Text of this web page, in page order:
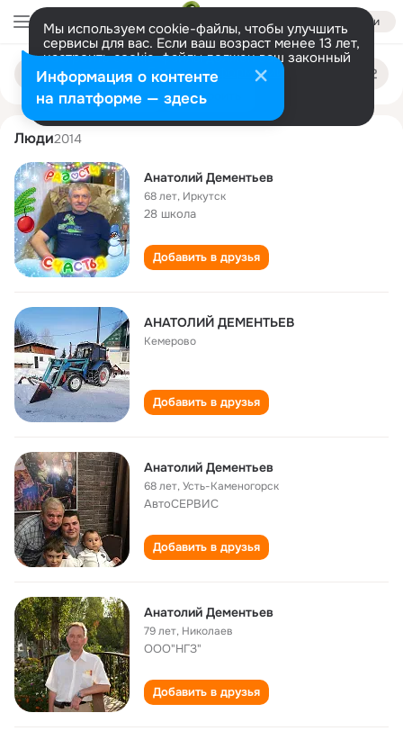
Войти
Мы используем cookie-файлы, чтобы улучшить
сервисы для вас. Если ваш возраст менее 13 лет,
настроить cookie-файлы должен ваш законный
представитель. Больше информации
Разрешить все Настроить
Поиск
людям
anatoliy dementev
Люди2014
Анатолий Дементьев
68 лет, Иркутск
28 школа
Добавить в друзья
АНАТОЛИЙ ДЕМЕНТЬЕВ
Кемерово
Добавить в друзья
Анатолий Дементьев
68 лет,Усть-Каменогорск
АвтоСЕРВИС
Добавить в друзья
Анатолий Дементьев
79 лет, Николаев
ООО"НГЗ"
Добавить в друзья
Информация о контенте
на платформе — здесь